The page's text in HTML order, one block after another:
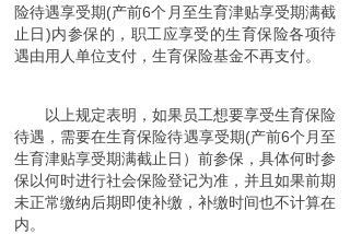
险待遇享受期(产前6个月至生育津贴享受期满截
止日)内参保的，职工应享受的生育保险各项待
遇由用人单位支付，生育保险基金不再支付。
以上规定表明，如果员工想要享受生育保险
待遇，需要在生育保险待遇享受期(产前6个月至
生育津贴享受期满截止日）前参保，具体何时参
保以何时进行社会保险登记为准，并且如果前期
未正常缴纳后期即使补缴，补缴时间也不计算在
内。